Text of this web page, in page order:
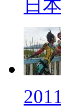
日